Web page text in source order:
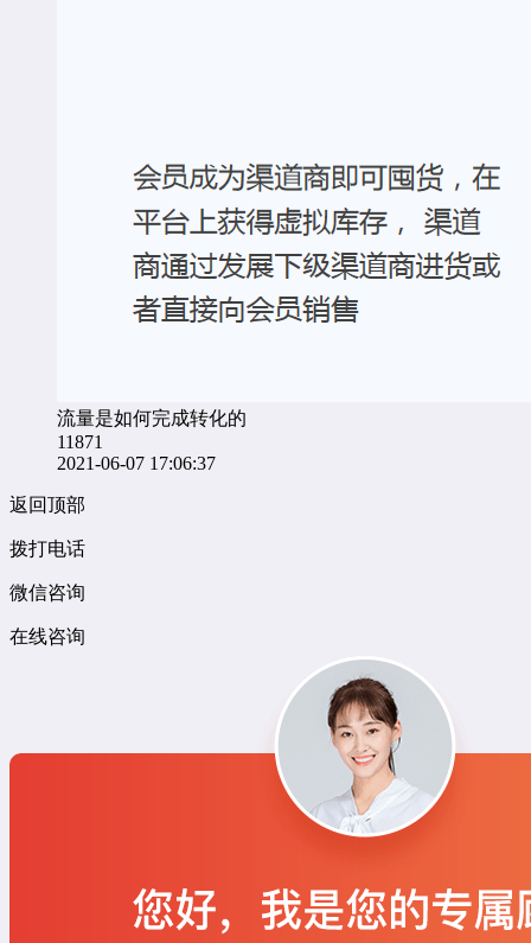
流量是如何完成转化的
11871
2021-06-07 17:06:37
返回顶部
拨打电话
微信咨询
在线咨询